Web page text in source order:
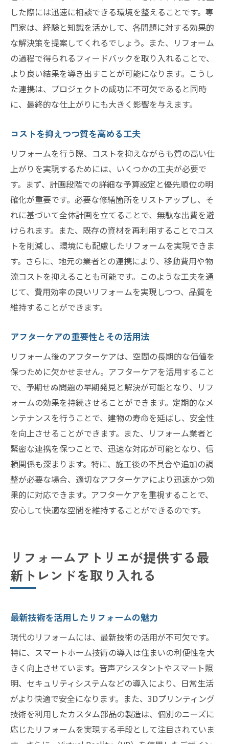
した際には迅速に相談できる環境を整えることです。専
門家は、経験と知識を活かして、各問題に対する効果的
な解決策を提案してくれるでしょう。また、リフォーム
の過程で得られるフィードバックを取り入れることで、
より良い結果を導き出すことが可能になります。こうし
た連携は、プロジェクトの成功に不可欠であると同時
に、最終的な仕上がりにも大きく影響を与えます。
コストを抑えつつ質を高める工夫
リフォームを行う際、コストを抑えながらも質の高い仕
上がりを実現するためには、いくつかの工夫が必要で
す。まず、計画段階での詳細な予算設定と優先順位の明
確化が重要です。必要な修繕箇所をリストアップし、そ
れに基づいて全体計画を立てることで、無駄な出費を避
けられます。また、既存の資材を再利用することでコス
トを削減し、環境にも配慮したリフォームを実現できま
す。さらに、地元の業者との連携により、移動費用や物
流コストを抑えることも可能です。このような工夫を通
じて、費用効率の良いリフォームを実現しつつ、品質を
維持することができます。
アフターケアの重要性とその活用法
リフォーム後のアフターケアは、空間の長期的な価値を
保つために欠かせません。アフターケアを活用すること
で、予期せぬ問題の早期発見と解決が可能となり、リフ
ォームの効果を持続させることができます。定期的なメ
ンテナンスを行うことで、建物の寿命を延ばし、安全性
を向上させることができます。また、リフォーム業者と
緊密な連携を保つことで、迅速な対応が可能となり、信
頼関係も深まります。特に、施工後の不具合や追加の調
整が必要な場合、適切なアフターケアにより迅速かつ効
果的に対応できます。アフターケアを重視することで、
安心して快適な空間を維持することができるのです。
リフォームアトリエが提供する最
新トレンドを取り入れる
最新技術を活用したリフォームの魅力
現代のリフォームには、最新技術の活用が不可欠です。
特に、スマートホーム技術の導入は住まいの利便性を大
きく向上させています。音声アシスタントやスマート照
明、セキュリティシステムなどの導入により、日常生活
がより快適で安全になります。また、3Dプリンティング
技術を利用したカスタム部品の製造は、個別のニーズに
応じたリフォームを実現する手段として注目されていま